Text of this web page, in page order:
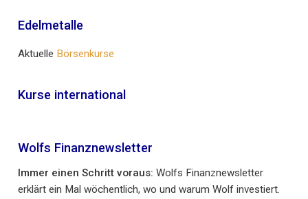
Edelmetalle
Aktuelle Börsenkurse
Kurse international
Wolfs Finanznewsletter
Immer einen Schritt voraus: Wolfs Finanznewsletter
erklärt ein Mal wöchentlich, wo und warum Wolf investiert.